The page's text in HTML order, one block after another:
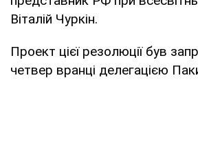
Віталій Чуркін.
Проект цієї резолюції був
четвер вранці делегацією